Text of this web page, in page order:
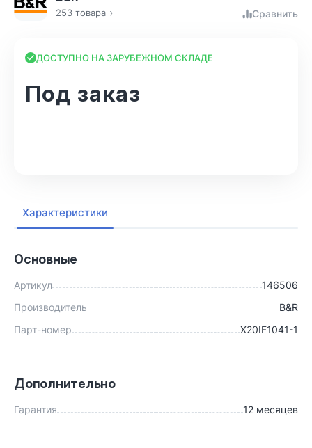
253 товара Сравнить
ДОСТУПНО НА ЗАРУБЕЖНОМ СКЛАДЕ
Под заказ
Характеристики
Основные
Артикул
146506
Производитель
B&R
Парт-номер
X20IF1041-1
Дополнительно
Гарантия 12 месяцев